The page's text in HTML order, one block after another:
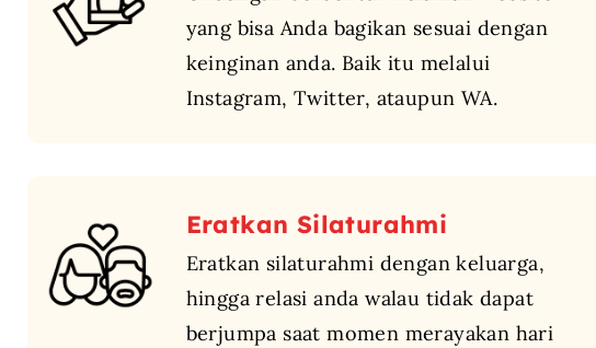
yang bisa Anda bagikan sesuai dengan
keinginan anda. Baik itu melalui
Instagram, Twitter, ataupun WA.
Eratkan Silaturahmi
Eratkan silaturahmi dengan keluarga,
hingga relasi anda walau tidak dapat
berjumpa saat momen merayakan hari